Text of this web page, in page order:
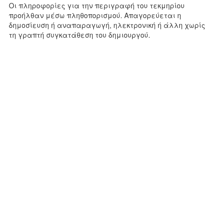
Οι πληροφορίες για την περιγραφή του τεκμηρίου
προήλθαν μέσω πληθοπορισμού. Απαγορεύεται η
δημοσίευση ή αναπαραγωγή, ηλεκτρονική ή άλλη χωρίς
τη γραπτή συγκατάθεση του δημιουργού.